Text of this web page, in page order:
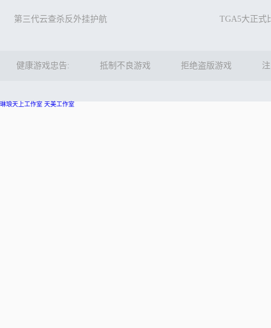
第三代云查杀反外挂护航 TGA5大正式
健康游戏忠告: 抵制不良游戏 拒绝盗版游戏
琳琅天上工作室 天美工作室